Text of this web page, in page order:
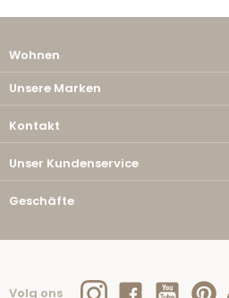
Wohnen
Unsere Marken
Kontakt
Unser Kundenservice
Geschäfte
Volg ons